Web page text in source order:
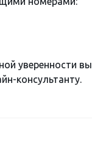
уверенности вы
консультанту.